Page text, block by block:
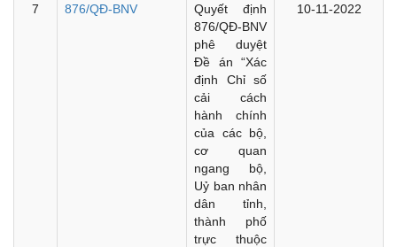
7 876/QĐ-BNV
Quyết định
876/QĐ-BNV
phê duyệt
Đề án “Xác
định Chỉ số
cải cách
hành chính
của các bộ,
cơ quan
ngang bộ,
Uỷ ban nhân
dân tỉnh,
thành phố
trực thuộc
10-11-2022